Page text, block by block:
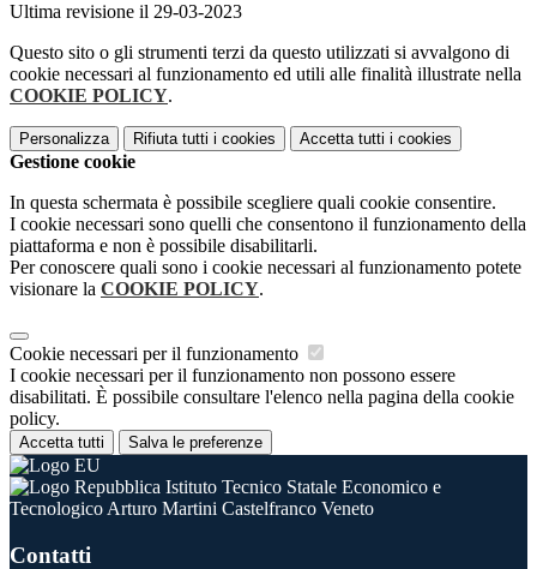
Ultima revisione il 29-03-2023
Questo sito o gli strumenti terzi da questo utilizzati si avvalgono di
cookie necessari al funzionamento ed utili alle finalità illustrate nella
COOKIE POLICY.
Personalizza Rifiuta tutti i cookies Accetta tutti i cookies
Gestione cookie
In questa schermata è possibile scegliere quali cookie consentire.
I cookie necessari sono quelli che consentono il funzionamento della
piattaforma e non è possibile disabilitarli.
Per conoscere quali sono i cookie necessari al funzionamento potete
visionare la COOKIE POLICY.
Cookie necessari per il funzionamento
I cookie necessari per il funzionamento non possono essere
disabilitati. È possibile consultare l'elenco nella pagina della cookie
policy.
Accetta tutti Salva le preferenze
Istituto Tecnico Statale Economico e
Tecnologico Arturo Martini Castelfranco Veneto
Contatti